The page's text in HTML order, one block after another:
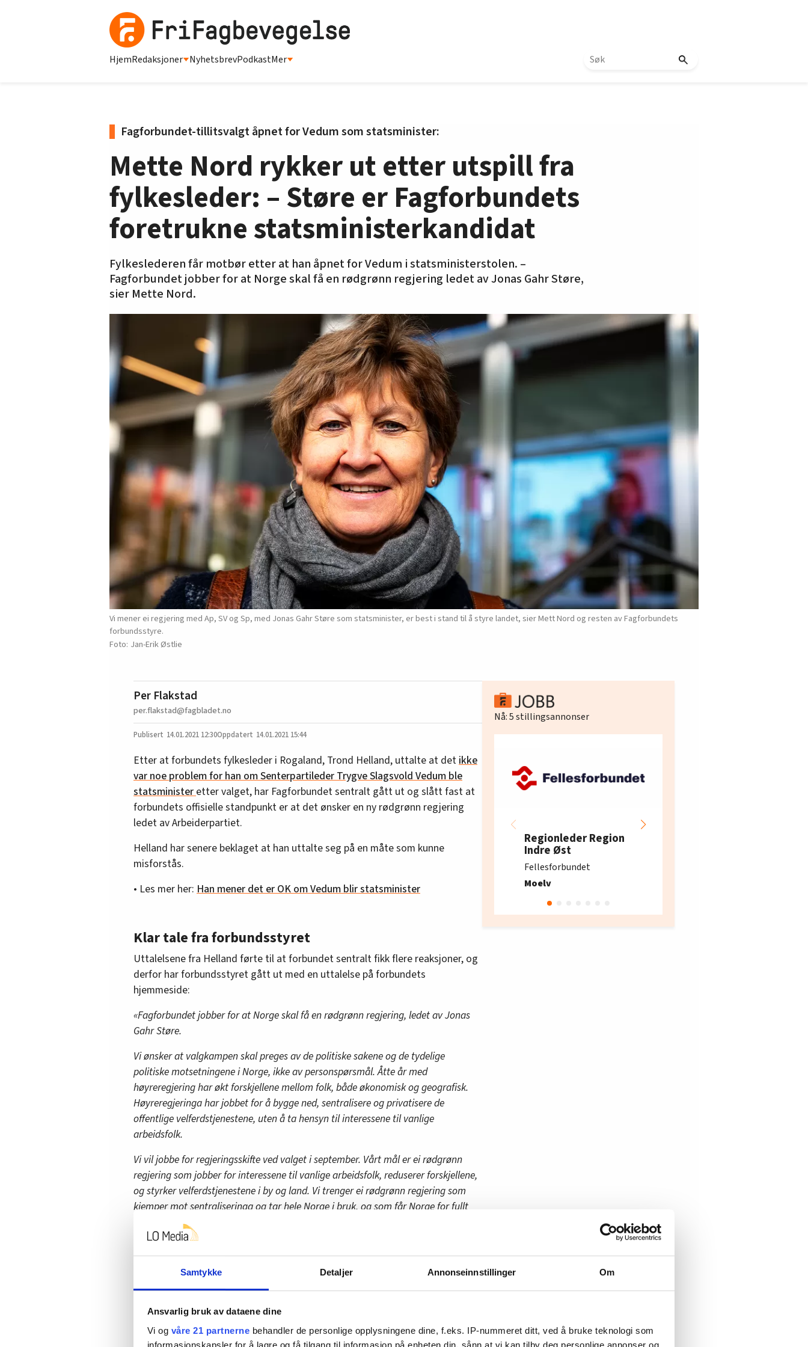
Samtykke Detaljer Annonseinnstillinger Om
Ansvarlig bruk av dataene dine
Vi og våre 21 partnerne behandler de personlige opplysningene dine, f.eks. IP-nummeret ditt, ved å bruke teknologi som
informasjonskapsler for å lagre og få tilgang til informasjon på enheten din, sånn at vi kan tilby deg personlige annonser og
HjemRedaksjoner NyhetsbrevPodkastMer
Fagforbundet-tillitsvalgt åpnet for Vedum som statsminister:
Mette Nord rykker ut etter utspill fra
fylkesleder: – Støre er Fagforbundets
foretrukne statsministerkandidat
Fylkeslederen får motbør etter at han åpnet for Vedum i statsministerstolen. –
Fagforbundet jobber for at Norge skal få en rødgrønn regjering ledet av Jonas Gahr Støre,
sier Mette Nord.
Vi mener ei regjering med Ap, SV og Sp, med Jonas Gahr Støre som statsminister, er best i stand til å styre landet, sier Mett Nord og resten av Fagforbundets
forbundsstyre.
Jan-Erik Østlie
Per Flakstad
per.flakstad@fagbladet.no
14.01.2021 12:30 14.01.2021 15:44
Etter at forbundets fylkesleder i Rogaland, Trond Helland, uttalte at det ikke
var noe problem for han om Senterpartileder Trygve Slagsvold Vedum ble
statsminister etter valget, har Fagforbundet sentralt gått ut og slått fast at
forbundets offisielle standpunkt er at det ønsker en ny rødgrønn regjering
ledet av Arbeiderpartiet.
Helland har senere beklaget at han uttalte seg på en måte som kunne
misforstås.
• Les mer her: Han mener det er OK om Vedum blir statsminister
Klar tale fra forbundsstyret
Uttalelsene fra Helland førte til at forbundet sentralt fikk flere reaksjoner, og
derfor har forbundsstyret gått ut med en uttalelse på forbundets
hjemmeside:
«Fagforbundet jobber for at Norge skal få en rødgrønn regjering, ledet av Jonas
Gahr Støre.
Vi ønsker at valgkampen skal preges av de politiske sakene og de tydelige
politiske motsetningene i Norge, ikke av personspørsmål. Åtte år med
høyreregjering har økt forskjellene mellom folk, både økonomisk og geografisk.
Høyreregjeringa har jobbet for å bygge ned, sentralisere og privatisere de
offentlige velferdstjenestene, uten å ta hensyn til interessene til vanlige
arbeidsfolk.
Vi vil jobbe for regjeringsskifte ved valget i september. Vårt mål er ei rødgrønn
regjering som jobber for interessene til vanlige arbeidsfolk, reduserer forskjellene,
og styrker velferdstjenestene i by og land. Vi trenger ei rødgrønn regjering som
kjemper mot sentraliseringa og tar hele Norge i bruk, og som får Norge for fullt
inn i det grønne skiftet. Norge trenger ei regjering som makter å løse problemene
som koronakrisa har skapt, ikke minst ved å bekjempe den rekordhøye
arbeidsløsheta.
Vi mener ei regjering med Ap, SV og Sp, med Jonas Gahr Støre som statsminister,
er best i stand til å styre landet.»
Opposisjonen varsler felles permitteringsforslag neste uke
Nå:5stillingsannonser
Regionleder Region
Indre Øst
Fellesforbundet
Moelv